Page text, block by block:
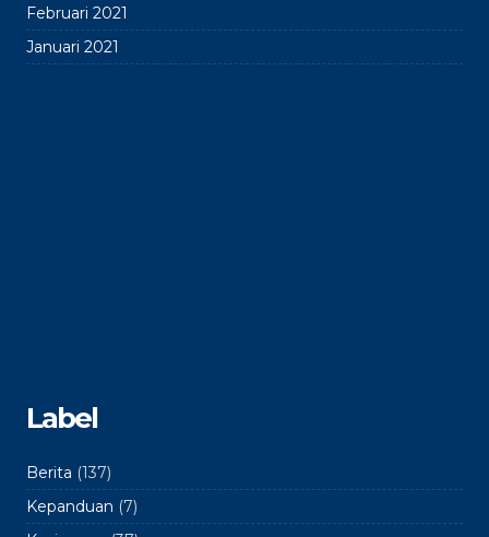
Februari 2021
Januari 2021
Label
Berita (137)
Kepanduan (7)